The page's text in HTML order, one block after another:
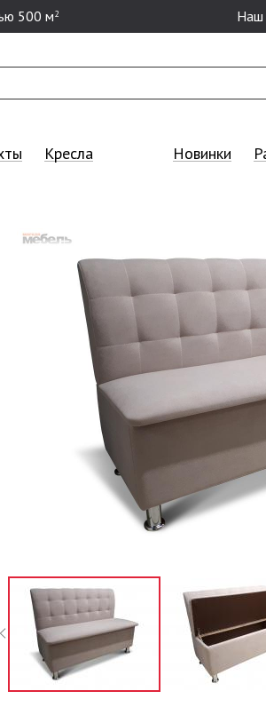
500 м2 Наш
Кресла Новинки